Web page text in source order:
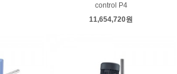
control P4
11,654,720원